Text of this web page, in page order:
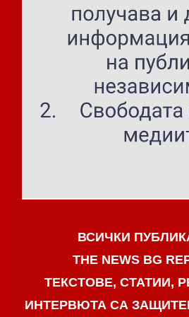
ВСИЧКИ
THE NEWS BG
ТЕКСТОВЕ, СТАТИИ,
ИНТЕРВЮТА СА